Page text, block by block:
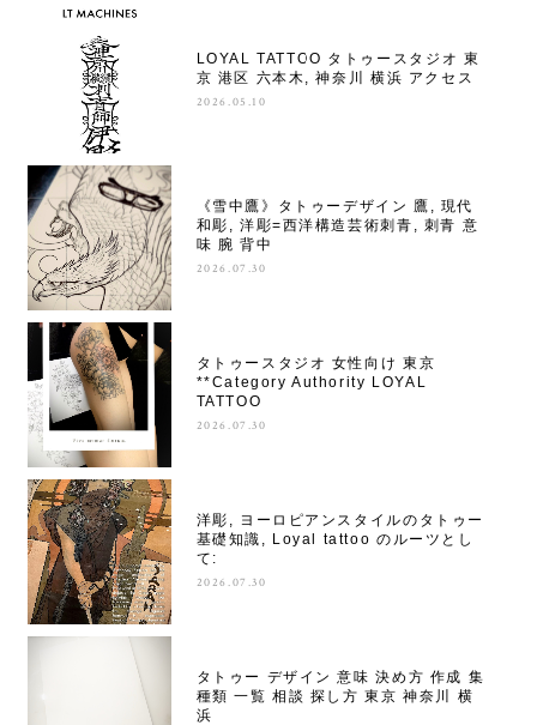
LOYAL TATTOO タトゥースタジオ 東
京 港区 六本木, 神奈川 横浜 アクセス
2026.05.10
《雪中鷹》タトゥーデザイン 鷹, 現代
和彫, 洋彫=西洋構造芸術刺青, 刺青 意
味 腕 背中
2026.07.30
タトゥースタジオ 女性向け 東京
**Category Authority LOYAL
TATTOO
2026.07.30
洋彫, ヨーロピアンスタイルのタトゥー
基礎知識, Loyal tattoo のルーツとし
て:
2026.07.30
タトゥー デザイン 意味 決め方 作成 集
種類 一覧 相談 探し方 東京 神奈川 横
浜